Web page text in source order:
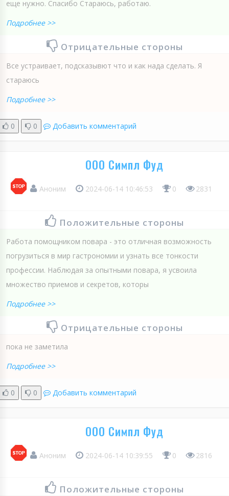
еще нужно. Спасибо Стараюсь, работаю.
Подробнее >>
Отрицательные стороны
Все устраивает, подсказывют что и как нада сделать. Я
стараюсь
Подробнее >>
0 0 Добавить комментарий
ООО Симпл Фуд
Аноним 2024-06-14 10:46:53 0 2831
Положительные стороны
Работа помощником повара - это отличная возможность
погрузиться в мир гастрономии и узнать все тонкости
профессии. Наблюдая за опытными повара, я усвоила
множество приемов и секретов, которы
Подробнее >>
Отрицательные стороны
пока не заметила
Подробнее >>
0 0 Добавить комментарий
ООО Симпл Фуд
Аноним 2024-06-14 10:39:55 0 2816
Положительные стороны